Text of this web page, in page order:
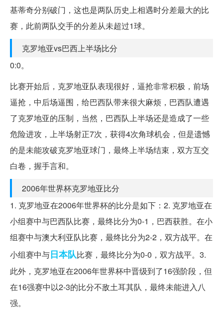
基蒂奇分别破门，这也是两队历史上相遇时分差最大的比
赛，此前两队交手的分差从未超过1球。
克罗地亚vs巴西上半场比分
0:0。
比赛开始后，克罗地亚队表现很好，逼抢非常积极，前场
逼抢，中后场逼围，给巴西队带来很大麻烦，巴西队遭遇
了克罗地亚的压制，当然，巴西队上半场还是造成了一些
危险进攻，上半场射正7次，获得4次角球机会，但是遗憾
的是未能攻破克罗地亚球门，最终上半场结束，双方互交
白卷，握手言和。
2006年世界杯克罗地亚比分
1. 克罗地亚在2006年世界杯的比分是如下：2. 克罗地亚在
小组赛中与巴西队比赛，最终比分为0-1，巴西获胜。在小
组赛中与澳大利亚队比赛，最终比分为2-2，双方战平。在
小组赛中与日本队比赛，最终比分为0-0，双方战平。3.
此外，克罗地亚在2006年世界杯中晋级到了16强阶段，但
在16强赛中以2-3的比分不敌土耳其队，最终未能进入八
强。